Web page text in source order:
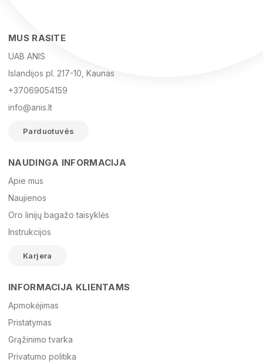
El. paštas
Žinutė
MUS RASITE
UAB ANIS
Islandijos pl. 217-10, Kaunas
+37069054159
info@anis.lt
Parduotuvės
NAUDINGA INFORMACIJA
Apie mus
Naujienos
Oro linijų bagažo taisyklės
Instrukcijos
Karjera
INFORMACIJA KLIENTAMS
Apmokėjimas
Pristatymas
Grąžinimo tvarka
Privatumo politika